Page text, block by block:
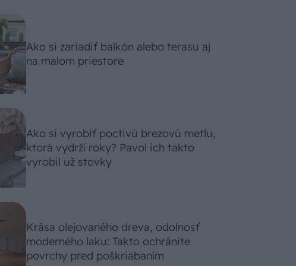
Ako si zariadiť balkón alebo terasu aj
na malom priestore
Ako si vyrobiť poctivú brezovú metlu,
ktorá vydrží roky? Pavol ich takto
vyrobil už stovky
Krása olejovaného dreva, odolnosť
moderného laku: Takto ochránite
povrchy pred poškriabaním